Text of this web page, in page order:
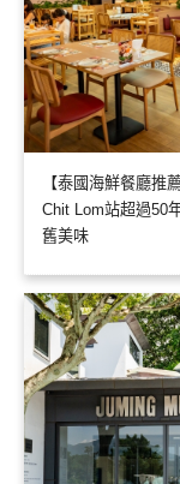
【泰國海鮮餐廳推
Chit Lom站超過50
舊美味